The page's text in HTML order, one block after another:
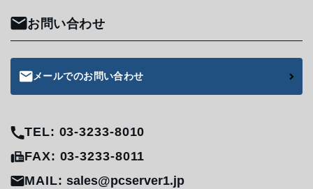
お問い合わせ
メールでのお問い合わせ
TEL: 03-3233-8010
FAX: 03-3233-8011
MAIL:sales@pcserver1.jp